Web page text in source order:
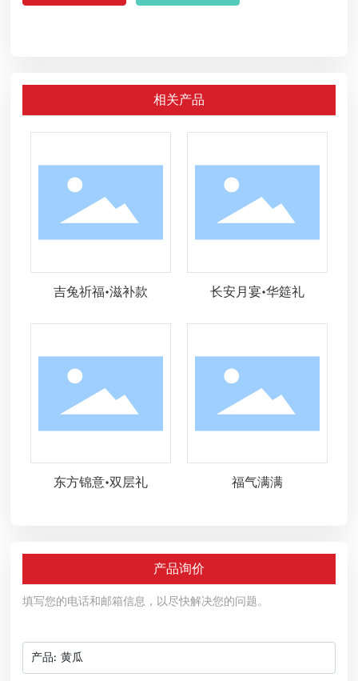
相关产品
吉兔祈福•滋补款 长安月宴•华筵礼
东方锦意•双层礼 福气满满
产品询价
填写您的电话和邮箱信息，以尽快解决您的问题。
产品: 黄瓜